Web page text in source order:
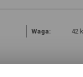
Waga:
42